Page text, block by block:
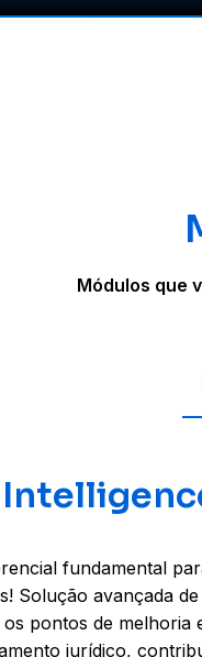
Módulos que
fundamental
Solução avançada
os pontos de
jurídico,